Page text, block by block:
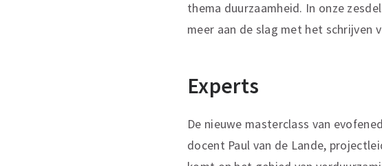
thema duurzaamheid. In onze
meer aan de slag met het schrijven
Experts
De nieuwe masterclass van
docent Paul van de Lande,